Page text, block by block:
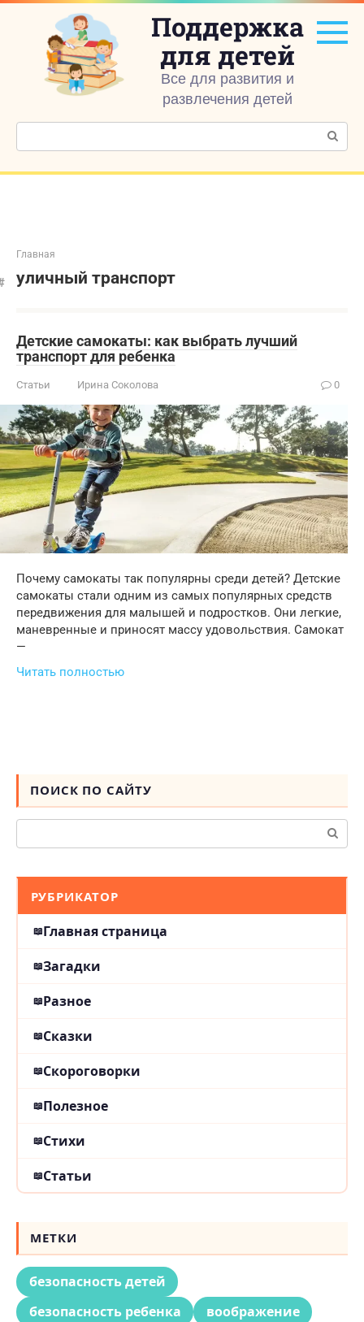
Перейти
контенту
Поддержка
для детей
Все для развития и
развлечения детей
Поиск:
Главная
уличный транспорт
Детские самокаты: как выбрать лучший
транспорт для ребенка
Статьи Ирина Соколова 0
Почему самокаты так популярны среди детей? Детские
самокаты стали одним из самых популярных средств
передвижения для малышей и подростков. Они легкие,
маневренные и приносят массу удовольствия. Самокат
—
Читать полностью
ПОИСК ПО САЙТУ
Поиск:
РУБРИКАТОР
Главная страница
Загадки
Разное
Сказки
Скороговорки
Полезное
Стихи
Статьи
МЕТКИ
безопасность детей
безопасность ребенка
воображение